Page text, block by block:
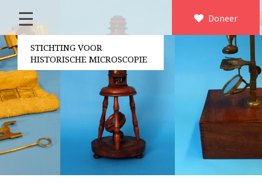
×
Home
Over ons
Contact
Bestuur
Vrijwilligers
Partners
Jaarverslagen
Microscopen
Doneer
☰
STICHTING VOOR
HISTORISCHE MICROSCOPIE